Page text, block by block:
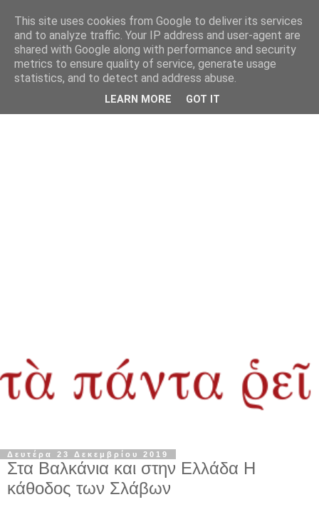
Δευτέρα 23 Δεκεμβρίου 2019
Στα Βαλκάνια και στην Ελλάδα Η
κάθοδος των Σλάβων
This site uses cookies from Google to deliver its services
and to analyze traffic. Your IP address and user-agent are
shared with Google along with performance and security
metrics to ensure quality of service, generate usage
statistics, and to detect and address abuse.
LEARN MORE GOT IT